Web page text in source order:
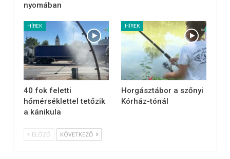
nyomában
HÍREK
40 fok feletti
hőmérséklettel tetőzik
a kánikula
HÍREK
Horgásztábor a szőnyi
Kórház-tónál
ELŐZŐ KÖVETKEZŐ